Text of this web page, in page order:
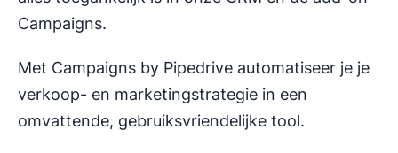
Campaigns.
Met Campaigns by Pipedrive automatiseer je je
verkoop- en marketingstrategie in een
omvattende, gebruiksvriendelijke tool.